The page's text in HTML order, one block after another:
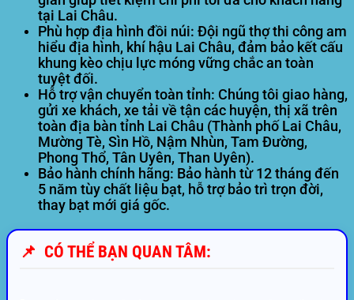
tại Lai Châu.
Phù hợp địa hình đồi núi: Đội ngũ thợ thi công am
hiểu địa hình, khí hậu Lai Châu, đảm bảo kết cấu
khung kèo chịu lực móng vững chắc an toàn
tuyệt đối.
Hỗ trợ vận chuyển toàn tỉnh: Chúng tôi giao hàng,
gửi xe khách, xe tải về tận các huyện, thị xã trên
toàn địa bàn tỉnh Lai Châu (Thành phố Lai Châu,
Mường Tè, Sìn Hồ, Nậm Nhùn, Tam Đường,
Phong Thổ, Tân Uyên, Than Uyên).
Bảo hành chính hãng: Bảo hành từ 12 tháng đến
5 năm tùy chất liệu bạt, hỗ trợ bảo trì trọn đời,
thay bạt mới giá gốc.
📌 CÓ THỂ BẠN QUAN TÂM: